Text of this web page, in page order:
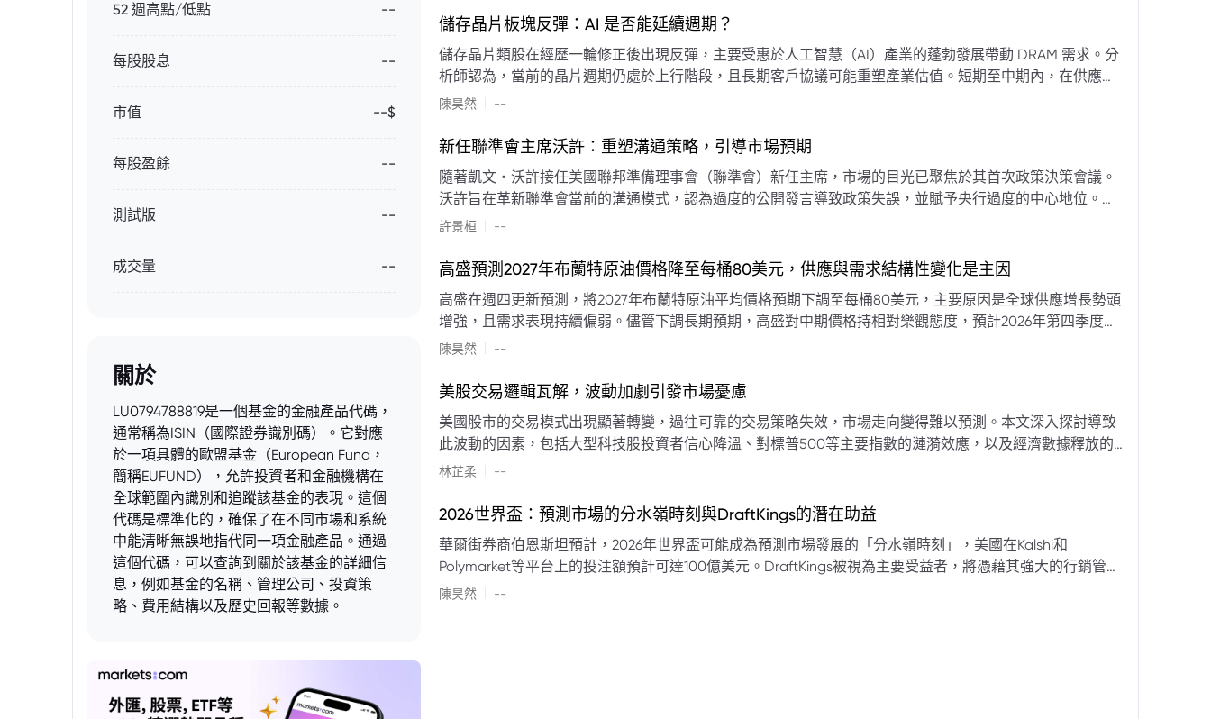
52 週高點/低點 --
每股股息 --
市值 --$
每股盈餘 --
測試版 --
成交量 --
關於
LU0794788819是一個基金的金融產品代碼，
通常稱為ISIN（國際證券識別碼）。它對應
於一項具體的歐盟基金（European Fund，
簡稱EUFUND），允許投資者和金融機構在
全球範圍內識別和追蹤該基金的表現。這個
代碼是標準化的，確保了在不同市場和系統
中能清晰無誤地指代同一項金融產品。通過
這個代碼，可以查詢到關於該基金的詳細信
息，例如基金的名稱、管理公司、投資策
略、費用結構以及歷史回報等數據。
儲存晶片板塊反彈：AI 是否能延續週期？
儲存晶片類股在經歷一輪修正後出現反彈，主要受惠於人工智慧（AI）產業的蓬勃發展帶動 DRAM 需求。分
析師認為，當前的晶片週期仍處於上行階段，且長期客戶協議可能重塑產業估值。短期至中期內，在供應受
限的支撐下，價格預期將持續走高。
陳昊然 --
新任聯準會主席沃許：重塑溝通策略，引導市場預期
隨著凱文・沃許接任美國聯邦準備理事會（聯準會）新任主席，市場的目光已聚焦於其首次政策決策會議。
沃許旨在革新聯準會當前的溝通模式，認為過度的公開發言導致政策失誤，並賦予央行過度的中心地位。他
計畫重塑政策預期的發布方式及其頻率，目標是減少對預期市場信號的依賴，並強化對經濟基本面的關注。
許景桓 --
高盛預測2027年布蘭特原油價格降至每桶80美元，供應與需求結構性變化是主因
高盛在週四更新預測，將2027年布蘭特原油平均價格預期下調至每桶80美元，主要原因是全球供應增長勢頭
增強，且需求表現持續偏弱。儘管下調長期預期，高盛對中期價格持相對樂觀態度，預計2026年第四季度布
蘭特原油均價為每桶90美元。該行認為，美國、巴西、圭亞那、委內瑞拉及阿聯酋的產量提升，加上需求端
其影響低於預期，二季度的全球供應缺口（每日500萬至600萬桶）因需求疲軟和市場已存在的供過於求而
口受阻持續，2026年底油價可能升至每桶110美元以上，極端情況下2027年甚至可能觸及140美元。相對地，
若供應快速恢復且需求進一步走弱，2026年底油價可能回落至每桶70美元左右，2027年則可能降至每桶60
美元。
陳昊然 --
美股交易邏輯瓦解，波動加劇引發市場憂慮
美國股市的交易模式出現顯著轉變，過往可靠的交易策略失效，市場走向變得難以預測。本文深入探討導致
此波動的因素，包括大型科技股投資者信心降溫、對標普500等主要指數的漣漪效應，以及經濟數據釋放的
矛盾信號。專家意見顯示，雙向交易與市場震盪加劇將成為新常態。重點摘要包括：先前「逢低買入」策略
點：** * **交易邏輯轉變：** 順勢做多的市場邏輯已瓦解，市場走向變得難以預測。 * **科技股信心減弱：**
現顯著的單日反轉幅度，整體市場穩定性大幅下降。 * **經濟數據拉扯：** 經濟數據表現出韌性與聯準會緊
縮貨幣政策預期升溫之間形成拉扯，加劇市場不確定性。 * **專家預期：** 預計將持續出現板塊輪動與風格
切換，投資者意見分歧程度處於極高水平。 * **聚焦聯準會：** 聯準會的利率決議及後續記者會，被視為短
林芷柔 --
2026世界盃：預測市場的分水嶺時刻與DraftKings的潛在助益
華爾街券商伯恩斯坦預計，2026年世界盃可能成為預測市場發展的「分水嶺時刻」，美國在Kalshi和
Polymarket等平台上的投注額預計可達100億美元。DraftKings被視為主要受益者，將憑藉其強大的行銷管
道、西班牙語轉播權以及對預測市場業務的拓展，為即將到來的NFL賽季做準備。
陳昊然 --